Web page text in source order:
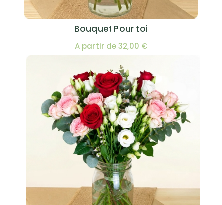
Bouquet Pour toi
A partir de 32,00 €